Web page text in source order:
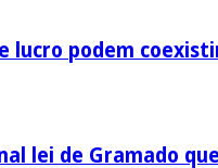
lucro podem
lei de Gramado